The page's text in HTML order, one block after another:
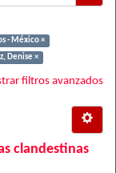
- México ×
Denise ×
filtros avanzados
clandestinas